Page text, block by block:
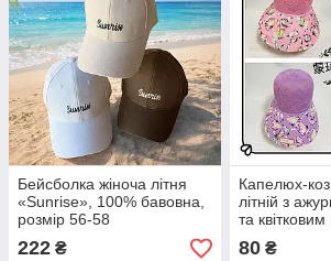
Бейсболка жіноча літня
«Sunrise», 100% бавовна,
розмір 56-58
222 ₴
Капелюх-
літній з
та
розмір 56-58
80₴